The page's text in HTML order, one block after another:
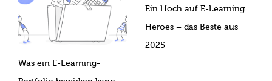
Was ein E-Learning-
Ein Hoch auf E-Learning
Heroes – das Beste aus
2025